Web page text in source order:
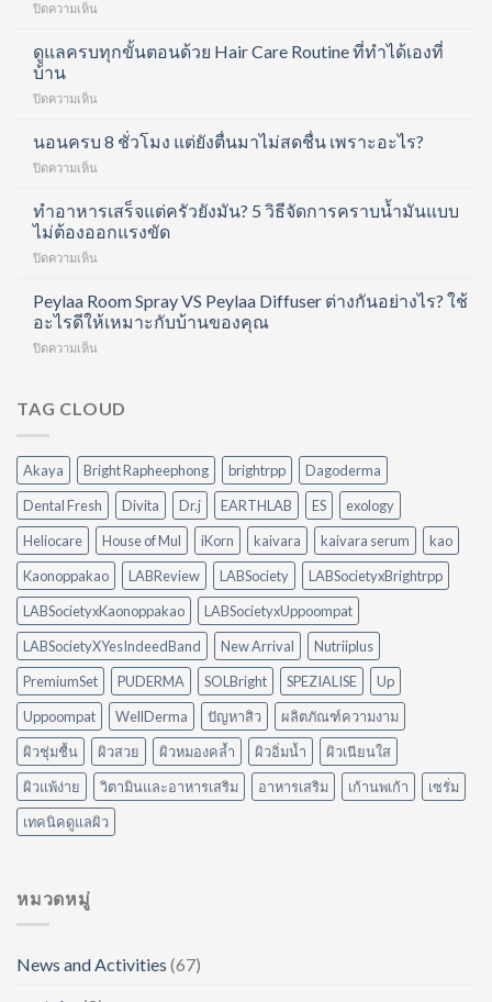
ปิดความเห็น
Collagen
คอ
ลา
ช็อต
ข้อ
และ
หนึ่ง
เดียว
ดูแลครบทุกขั้นตอนด้วย Hair Care Routine ที่ทำได้เองที่
บ้าน
ปิดความเห็น
ครบ
ขั้น
ด้วย
Hair
Routine
ทำได้
เอง
นอนครบ 8 ชั่วโมง แต่ยังตื่นมาไม่สดชื่น เพราะอะไร?
ปิดความเห็น
ชั่วโมง
แต่
ตื่น
มา
สดชื่น
ทำอาหารเสร็จแต่ครัวยังมัน? 5 วิธีจัดการคราบน้ำมันแบบ
ไม่ต้องออกแรงขัด
ปิดความเห็น
เสร็จ
แต่
ครัว
5
คราบ
น้ำมัน
ไม่
ต้อง
ออกแรง
ขัด
Peylaa Room Spray VS Peylaa Diffuser ต่างกันอย่างไร? ใช้
อะไรดีให้เหมาะกับบ้านของคุณ
ปิดความเห็น
Spray
Diffuser
ต่าง
กัน
อย่างไร?
ใช้
อะไร
ดี
ให้
เหมาะ
กับ
บ้าน
ของ
คุณ
TAG CLOUD
Akaya Bright Rapheephong brightrpp
Dagoderma
Dental Fresh
Divita Dr.j EARTHLAB ES
exology
Heliocare
House of Mul iKorn kaivara kaivara serum
kao
Kaonoppakao
LABReview LABSociety
LABSocietyxBrightrpp
LABSocietyxKaonoppakao
LABSocietyxUppoompat
LABSocietyXYesIndeedBand
New Arrival
Nutriiplus
PremiumSet
PUDERMA SOLBright SPEZIALISE
Up
Uppoompat
WellDerma ปัญหาสิว
ผลิตภัณฑ์ความงาม
ผิวชุ่มชื้น
ผิวสวย ผิวหมองคล้ำ ผิวอิ่มน้ำ
ผิวเนียนใส
ผิวแพ้ง่าย
วิตามินและอาหารเสริม อาหารเสริม เก้านพเก้า
เซรั่ม
เทคนิคดูแลผิว
หมวดหมู่
News and Activities (67)